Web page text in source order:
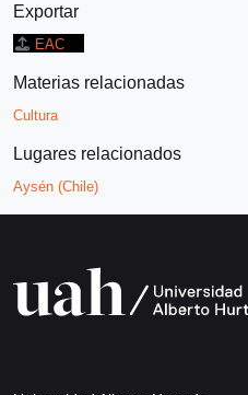
Exportar
EAC
Materias relacionadas
Cultura
Lugares relacionados
Aysén (Chile)